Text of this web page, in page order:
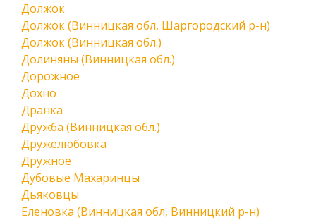
Должок
Должок (Винницкая обл, Шаргородский р-н)
Должок (Винницкая обл.)
Долиняны (Винницкая обл.)
Дорожное
Дохно
Дранка
Дружба (Винницкая обл.)
Дружелюбовка
Дружное
Дубовые Махаринцы
Дьяковцы
Еленовка (Винницкая обл, Винницкий р-н)